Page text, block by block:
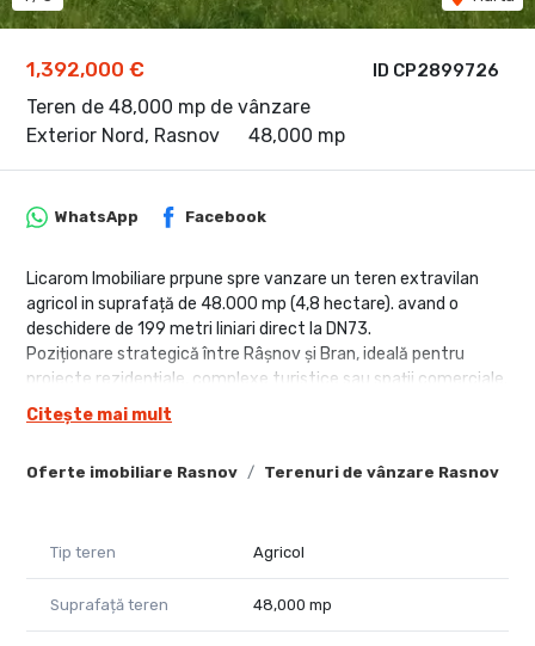
ID CP2899726
1,392,000 €
Teren de 48,000 mp de vânzare
Exterior Nord, Rasnov
48,000 mp
Oferte imobiliare Rasnov Terenuri de vânzare Rasnov
WhatsApp Facebook
Licarom Imobiliare prpune spre vanzare un teren extravilan
agricol in suprafață de 48.000 mp (4,8 hectare). avand o
deschidere de 199 metri liniari direct la DN73.
Poziționare strategică între Râșnov și Bran, ideală pentru
proiecte rezidențiale, complexe turistice sau spații comerciale.
PUZ în curs de aprobare,Utilități: Curent electric disponibil în
zonă.
Bucegi și Piatra Craiului, oferind mixul perfect între
0741059397 Consultant imobiliar Calin
Citește mai mult
Tip teren Agricol
Suprafață teren 48,000 mp